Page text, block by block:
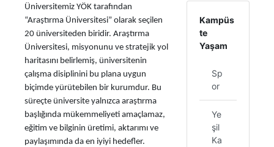
Üniversitemiz YÖK tarafından
“Araştırma Üniversitesi” olarak seçilen
20 üniversiteden biridir. Araştırma
Üniversitesi, misyonunu ve stratejik yol
haritasını belirlemiş, üniversitenin
çalışma disiplinini bu plana uygun
biçimde yürütebilen bir kurumdur. Bu
süreçte üniversite yalnızca araştırma
başlığında mükemmeliyeti amaçlamaz,
eğitim ve bilginin üretimi, aktarımı ve
paylaşımında da en iyiyi hedefler.
Kampüs
te
Yaşam
Sp
or
Ye
şil
Ka